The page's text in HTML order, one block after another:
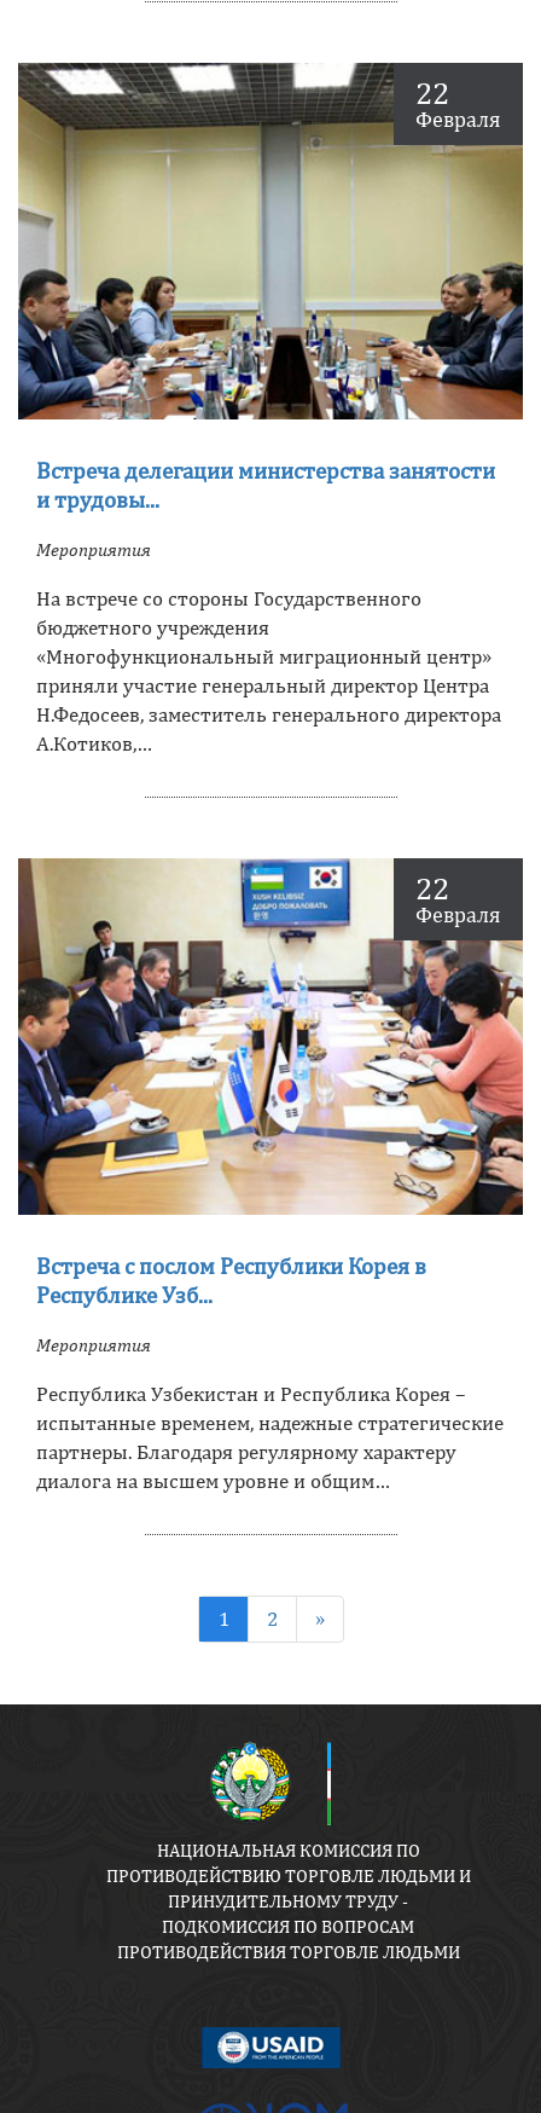
22
Февраля
Встреча делегации министерства занятости
и трудовы...
Мероприятия
На встрече со стороны Государственного
бюджетного учреждения
«Многофункциональный миграционный центр»
приняли участие генеральный директор Центра
Н.Федосеев, заместитель генерального директора
А.Котиков,…
22
Февраля
Встреча с послом Республики Корея в
Республике Узб...
Мероприятия
Республика Узбекистан и Республика Корея –
испытанные временем, надежные стратегические
партнеры. Благодаря регулярному характеру
диалога на высшем уровне и общим…
1 2 »
НАЦИОНАЛЬНАЯ КОМИССИЯ ПО
ПРОТИВОДЕЙСТВИЮ ТОРГОВЛЕ ЛЮДЬМИ И
ПРИНУДИТЕЛЬНОМУ ТРУДУ -
ПОДКОМИССИЯ ПО ВОПРОСАМ
ПРОТИВОДЕЙСТВИЯ ТОРГОВЛЕ ЛЮДЬМИ